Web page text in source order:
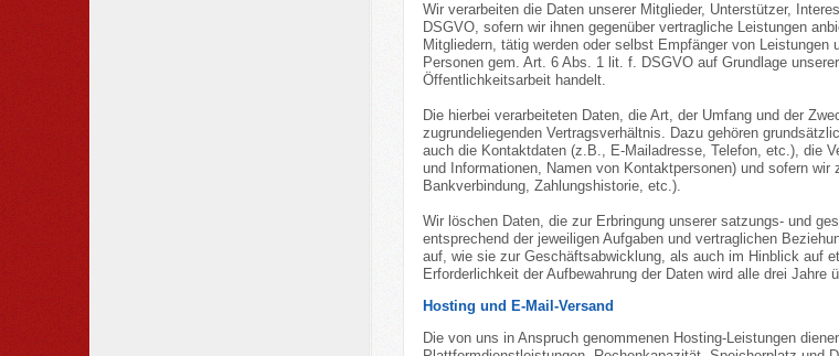
Wir verarbeiten die Daten unserer Mitglieder, Unterstützer,
DSGVO, sofern wir ihnen gegenüber vertragliche Leistungen
Mitgliedern, tätig werden oder selbst Empfänger von
Personen gem. Art. 6 Abs. 1 lit. f. DSGVO auf Grundlage
Öffentlichkeitsarbeit handelt.
Die hierbei verarbeiteten Daten, die Art, der Umfang und der
zugrundeliegenden Vertragsverhältnis. Dazu gehören
auch die Kontaktdaten (z.B., E-Mailadresse, Telefon, etc.), die
und Informationen, Namen von Kontaktpersonen) und sofern
Bankverbindung, Zahlungshistorie, etc.).
Wir löschen Daten, die zur Erbringung unserer satzungs- und
entsprechend der jeweiligen Aufgaben und vertraglichen
auf, wie sie zur Geschäftsabwicklung, als auch im Hinblick auf
Erforderlichkeit der Aufbewahrung der Daten wird alle drei
Hosting und E-Mail-Versand
Die von uns in Anspruch genommenen Hosting-Leistungen